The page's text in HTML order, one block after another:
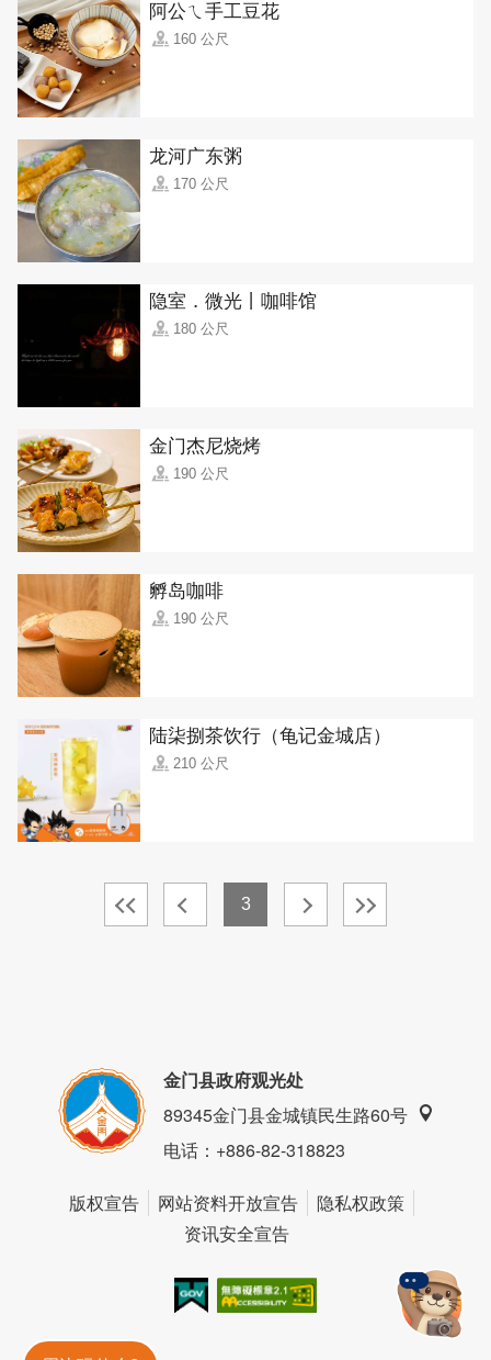
阿公ㄟ手工豆花
160 公尺
龙河广东粥
170 公尺
隐室．微光丨咖啡馆
180 公尺
金门杰尼烧烤
190 公尺
孵岛咖啡
190 公尺
陆柒捌茶饮行（龟记金城店）
210 公尺
3
金门县政府观光处
89345金门县金城镇民生路60号
电话：+886-82-318823
版权宣告 网站资料开放宣告
隐私权政策
资讯安全宣告